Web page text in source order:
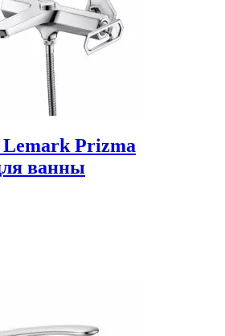
Prizma
ванны